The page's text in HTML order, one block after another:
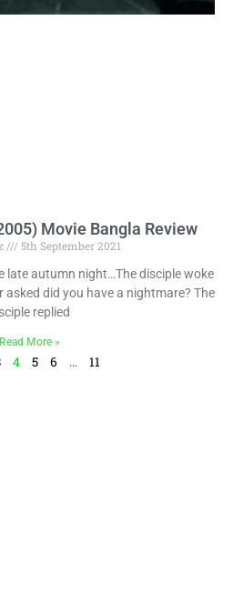
Movie Bangla Review
5th September 2021
late autumn night…The disciple woke
did you have a nightmare? The
replied
Read More »
4 5 6 … 11